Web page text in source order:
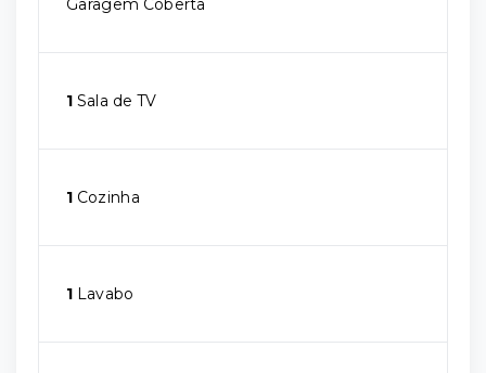
Garagem Coberta
1 Sala de TV
1 Cozinha
1 Lavabo